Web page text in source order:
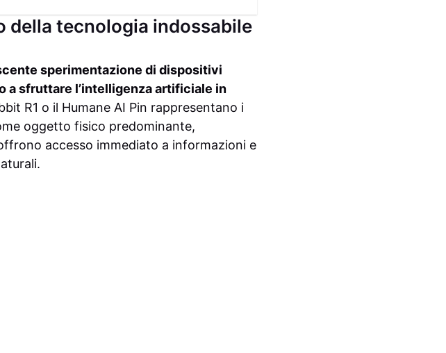
della tecnologia indossabile
sperimentazione di dispositivi
a sfruttare l’intelligenza artificiale in
R1 o il Humane AI Pin rappresentano i
oggetto fisico predominante,
accesso immediato a informazioni e